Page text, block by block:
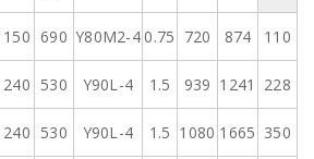
150 690 Y80M2-4 0.75 720 874 110
240 530 Y90L-4 1.5 939 1241 228
240 530 Y90L-4 1.5 1080 1665 350